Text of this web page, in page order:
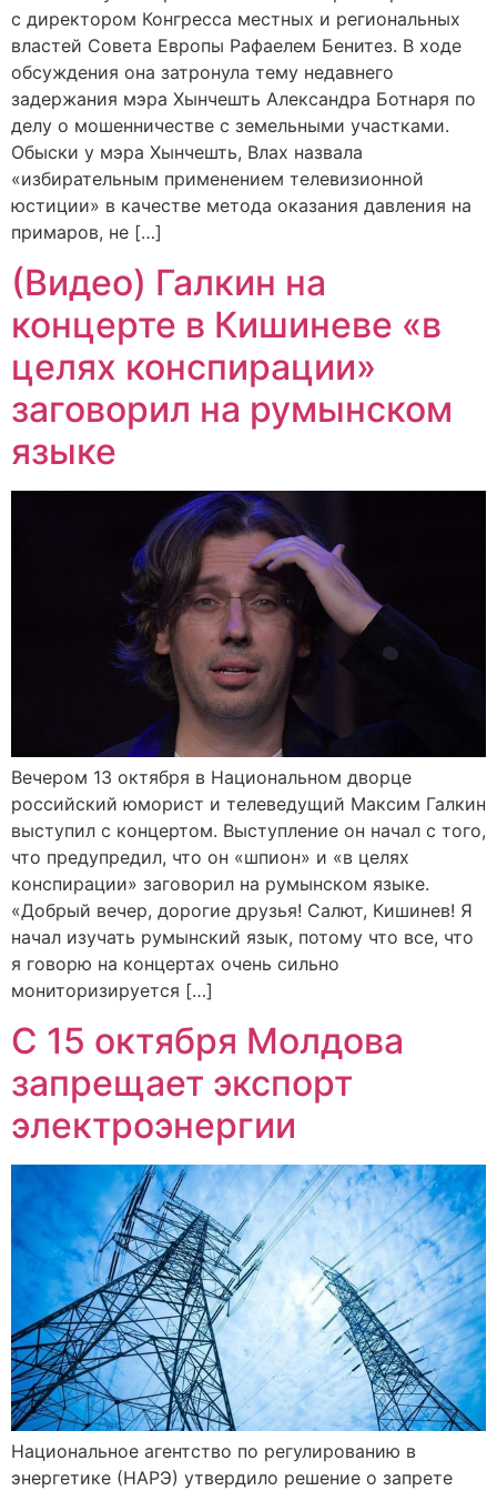
с директором Конгресса местных и региональных
властей Совета Европы Рафаелем Бенитез. В ходе
обсуждения она затронула тему недавнего
задержания мэра Хынчешть Александра Ботнаря по
делу о мошенничестве с земельными участками.
Обыски у мэра Хынчешть, Влах назвала
«избирательным применением телевизионной
юстиции» в качестве метода оказания давления на
примаров, не […]
(Видео) Галкин на
концерте в Кишиневе «в
целях конспирации»
заговорил на румынском
языке
Вечером 13 октября в Национальном дворце
российский юморист и телеведущий Максим Галкин
выступил с концертом. Выступление он начал с того,
что предупредил, что он «шпион» и «в целях
конспирации» заговорил на румынском языке.
«Добрый вечер, дорогие друзья! Салют, Кишинев! Я
начал изучать румынский язык, потому что все, что
я говорю на концертах очень сильно
мониторизируется […]
С 15 октября Молдова
запрещает экспорт
электроэнергии
Национальное агентство по регулированию в
энергетике (НАРЭ) утвердило решение о запрете